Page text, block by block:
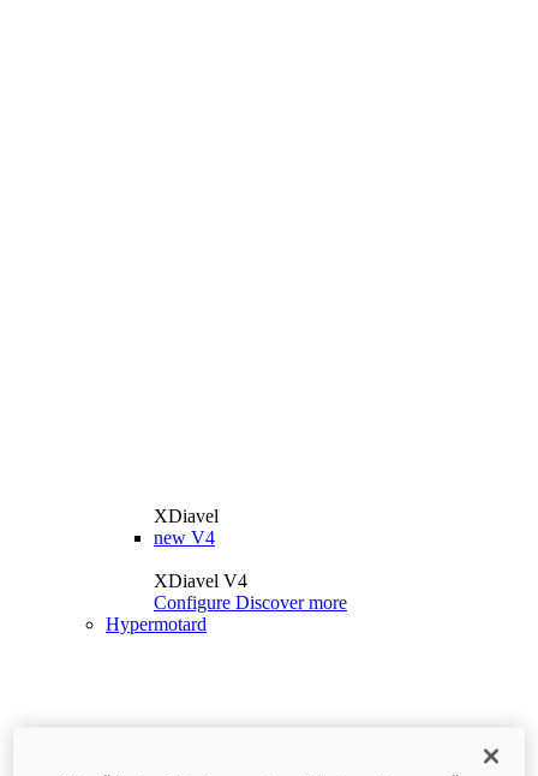
XDiavel
new V4
XDiavel V4
Configure Discover more
Hypermotard